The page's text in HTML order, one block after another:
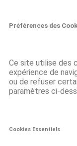
Préférences des
Ce site utilise des
expérience de
ou de refuser
paramètres ci-
Cookies Essentiels